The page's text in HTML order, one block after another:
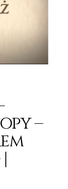
–